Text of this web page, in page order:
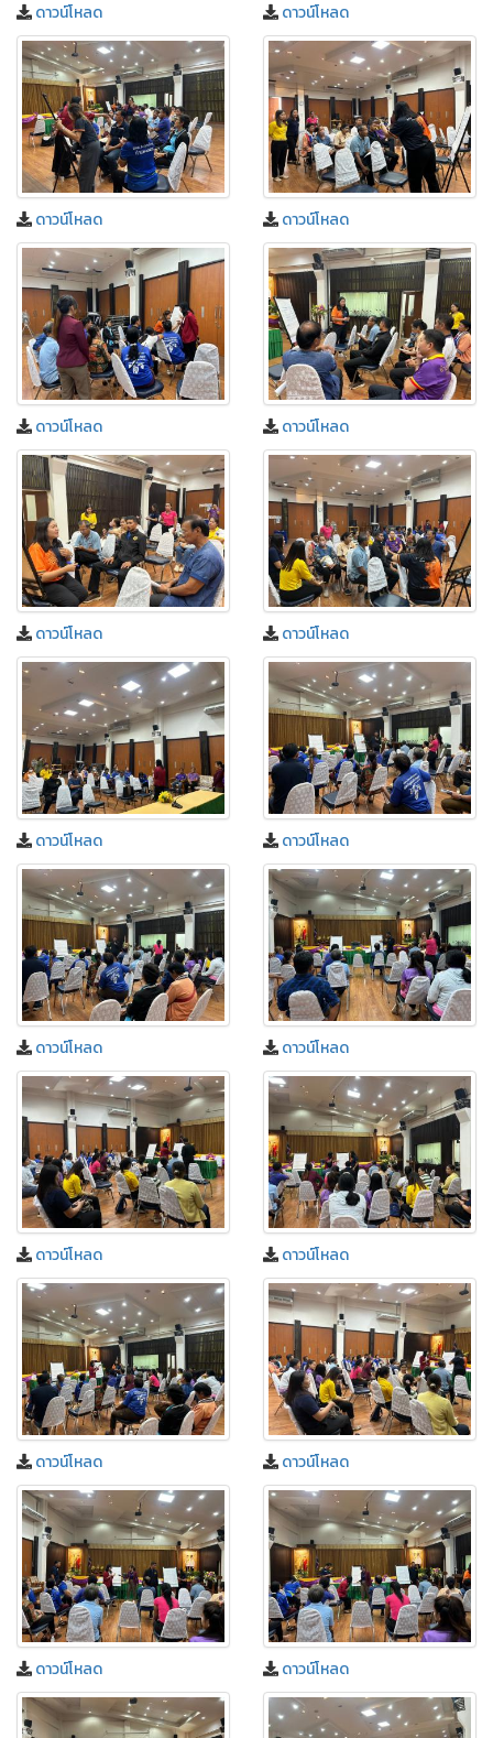
ดาวน์โหลด ดาวน์โหลด
ดาวน์โหลด ดาวน์โหลด
ดาวน์โหลด ดาวน์โหลด
ดาวน์โหลด ดาวน์โหลด
ดาวน์โหลด ดาวน์โหลด
ดาวน์โหลด ดาวน์โหลด
ดาวน์โหลด ดาวน์โหลด
ดาวน์โหลด ดาวน์โหลด
ดาวน์โหลด ดาวน์โหลด